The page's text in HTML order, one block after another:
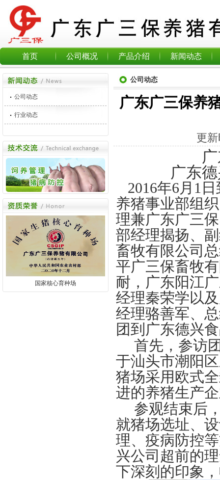
首页 公司概况 产品介绍 新闻动态
公司动态
行业动态
国家核心育种场
公司动态
广东广三保养
更
广东
2016年6月1
养猪事业部组
理兼广东广三
部经理揭扬、
畜牧有限公司
平广三保畜牧
耐，广东阳江
经理秦荣学以
经理骆善军、
团到广东德兴
首先，参访
于汕头市潮阳
猪场采用欧式
进的养猪生产
参观结束后
就猪场选址、
理、疫病防控
兴公司超前的
下深刻的印象